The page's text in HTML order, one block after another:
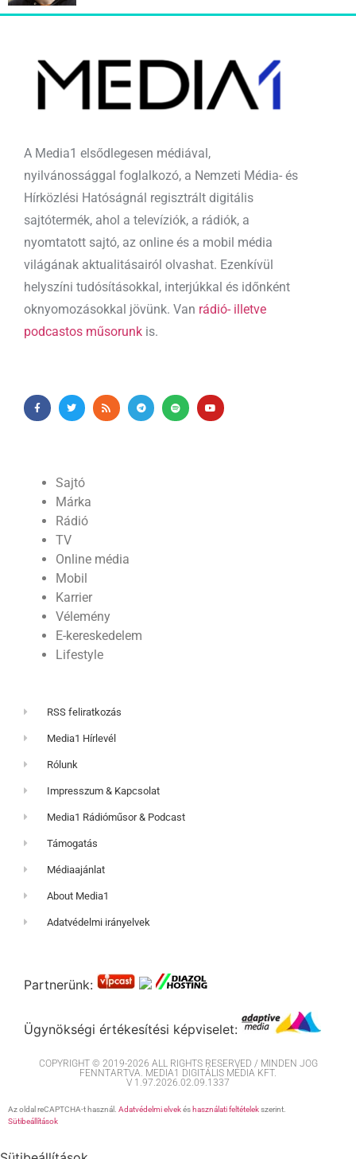
A Media1 elsődlegesen médiával,
nyilvánossággal foglalkozó, a Nemzeti Média- és
Hírközlési Hatóságnál regisztrált digitális
sajtótermék, ahol a televíziók, a rádiók, a
nyomtatott sajtó, az online és a mobil média
világának aktualitásairól olvashat. Ezenkívül
helyszíni tudósításokkal, interjúkkal és időnként
oknyomozásokkal jövünk. Van rádió- illetve
podcastos műsorunk is.
Sajtó
Márka
Rádió
TV
Online média
Mobil
Karrier
Vélemény
E-kereskedelem
Lifestyle
RSS feliratkozás
Media1 Hírlevél
Rólunk
Impresszum & Kapcsolat
Media1 Rádióműsor & Podcast
Támogatás
Médiaajánlat
About Media1
Adatvédelmi irányelvek
Partnerünk:
Ügynökségi értékesítési képviselet:
COPYRIGHT © 2019-2026 ALL RIGHTS RESERVED / MINDEN JOG
FENNTARTVA. MEDIA1 DIGITÁLIS MÉDIA KFT.
V 1.97.2026.02.09.1337
Az oldal reCAPTCHA-t használ. Adatvédelmi elvekés használati feltételekszerint.
Sütibeállítások